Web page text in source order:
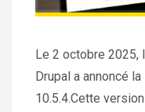
Le 2 octobre 2025,
Drupal a annoncé
10.5.4.Cette